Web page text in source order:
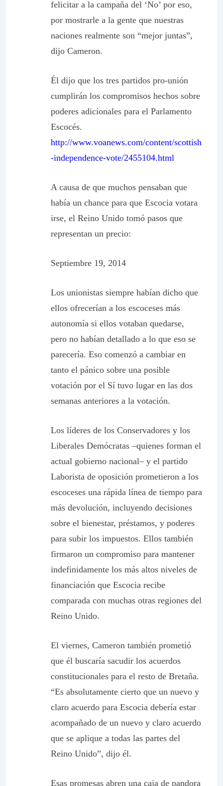
felicitar a la campaña del ‘No’ por eso,
por mostrarle a la gente que nuestras
naciones realmente son “mejor juntas”,
dijo Cameron.
Él dijo que los tres partidos pro-unión
cumplirán los compromisos hechos sobre
poderes adicionales para el Parlamento
Escocés.
http://www.voanews.com/content/scottish
-independence-vote/2455104.html
A causa de que muchos pensaban que
había un chance para que Escocia votara
irse, el Reino Unido tomó pasos que
representan un precio:
Septiembre 19, 2014
Los unionistas siempre habían dicho que
ellos ofrecerían a los escoceses más
autonomía si ellos votaban quedarse,
pero no habían detallado a lo que eso se
parecería. Eso comenzó a cambiar en
tanto el pánico sobre una posible
votación por el Sí tuvo lugar en las dos
semanas anteriores a la votación.
Los líderes de los Conservadores y los
Liberales Demócratas –quienes forman el
actual gobierno nacional– y el partido
Laborista de oposición prometieron a los
escoceses una rápida línea de tiempo para
más devolución, incluyendo decisiones
sobre el bienestar, préstamos, y poderes
para subir los impuestos. Ellos también
firmaron un compromiso para mantener
indefinidamente los más altos niveles de
financiación que Escocia recibe
comparada con muchas otras regiones del
Reino Unido.
El viernes, Cameron también prometió
que él buscaría sacudir los acuerdos
constitucionales para el resto de Bretaña.
“Es absolutamente cierto que un nuevo y
claro acuerdo para Escocia debería estar
acompañado de un nuevo y claro acuerdo
que se aplique a todas las partes del
Reino Unido”, dijo él.
Esas promesas abren una caja de pandora